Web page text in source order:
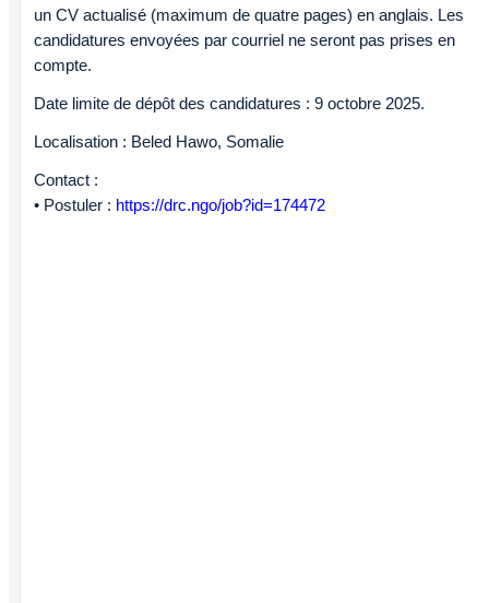
un CV actualisé (maximum de quatre pages) en anglais. Les
candidatures envoyées par courriel ne seront pas prises en
compte.
Date limite de dépôt des candidatures : 9 octobre 2025.
Localisation : Beled Hawo, Somalie
Contact :
• Postuler : https://drc.ngo/job?id=174472